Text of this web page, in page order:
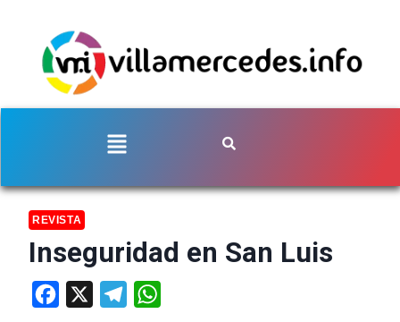
REVISTA
Inseguridad en San Luis
Facebook Telegram